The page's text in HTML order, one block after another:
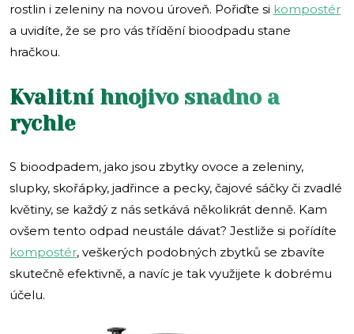
rostlin i zeleniny na novou úroveň. Pořiďte si kompostér
a uvidíte, že se pro vás třídění bioodpadu stane
hračkou.
Kvalitní hnojivo snadno a
rychle
S bioodpadem, jako jsou zbytky ovoce a zeleniny,
slupky, skořápky, jadřince a pecky, čajové sáčky či zvadlé
květiny, se každý z nás setkává několikrát denně. Kam
ovšem tento odpad neustále dávat? Jestliže si pořídíte
kompostér, veškerých podobných zbytků se zbavíte
skutečně efektivně, a navíc je tak využijete k dobrému
účelu.